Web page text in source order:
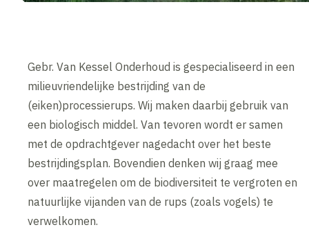
Gebr. Van Kessel Onderhoud is gespecialiseerd in een
milieuvriendelijke bestrijding van de
(eiken)processierups. Wij maken daarbij gebruik van
een biologisch middel. Van tevoren wordt er samen
met de opdrachtgever nagedacht over het beste
bestrijdingsplan. Bovendien denken wij graag mee
over maatregelen om de biodiversiteit te vergroten en
natuurlijke vijanden van de rups (zoals vogels) te
verwelkomen.